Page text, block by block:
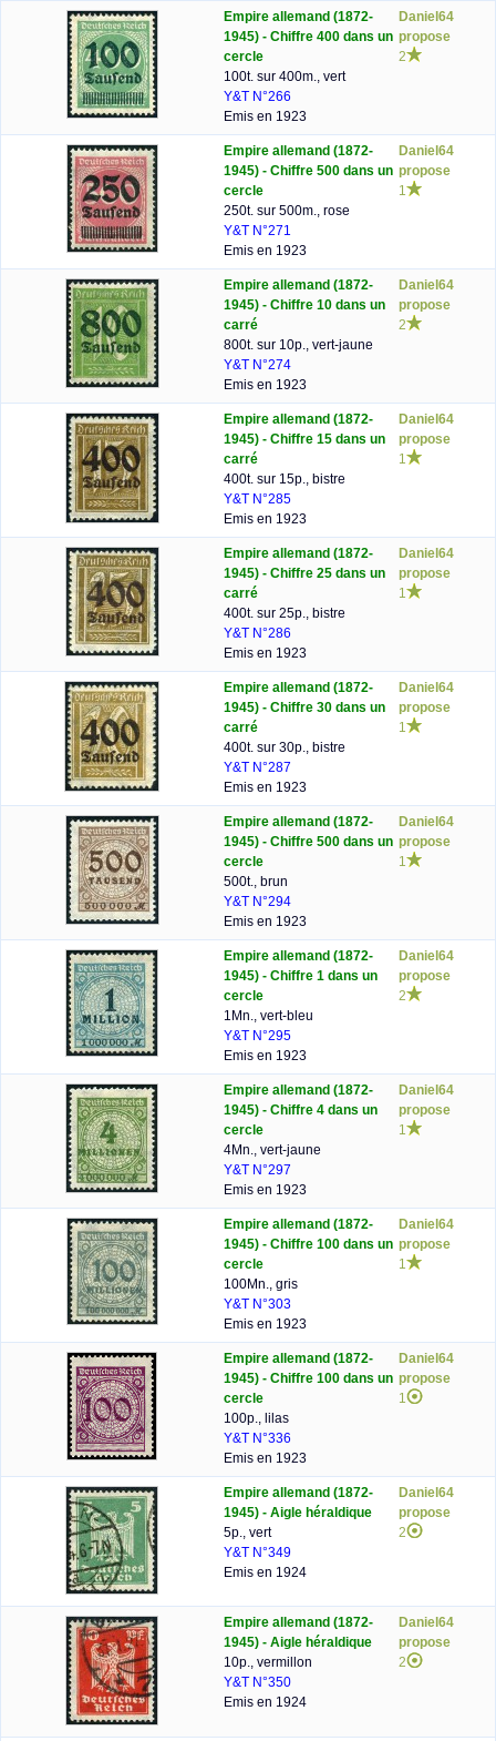
Empire allemand (1872-
1945) - Chiffre 400 dans un
cercle
100t. sur 400m., vert
Y&T N°266
Emis en 1923
Daniel64
propose
2
Empire allemand (1872-
1945) - Chiffre 500 dans un
cercle
250t. sur 500m., rose
Y&T N°271
Emis en 1923
Daniel64
propose
1
Empire allemand (1872-
1945) - Chiffre 10 dans un
carré
800t. sur 10p., vert-jaune
Y&T N°274
Emis en 1923
Daniel64
propose
2
Empire allemand (1872-
1945) - Chiffre 15 dans un
carré
400t. sur 15p., bistre
Y&T N°285
Emis en 1923
Daniel64
propose
1
Empire allemand (1872-
1945) - Chiffre 25 dans un
carré
400t. sur 25p., bistre
Y&T N°286
Emis en 1923
Daniel64
propose
1
Empire allemand (1872-
1945) - Chiffre 30 dans un
carré
400t. sur 30p., bistre
Y&T N°287
Emis en 1923
Daniel64
propose
1
Empire allemand (1872-
1945) - Chiffre 500 dans un
cercle
500t., brun
Y&T N°294
Emis en 1923
Daniel64
propose
1
Empire allemand (1872-
1945) - Chiffre 1 dans un
cercle
1Mn., vert-bleu
Y&T N°295
Emis en 1923
Daniel64
propose
2
Empire allemand (1872-
1945) - Chiffre 4 dans un
cercle
4Mn., vert-jaune
Y&T N°297
Emis en 1923
Daniel64
propose
1
Empire allemand (1872-
1945) - Chiffre 100 dans un
cercle
100Mn., gris
Y&T N°303
Emis en 1923
Daniel64
propose
1
Empire allemand (1872-
1945) - Chiffre 100 dans un
cercle
100p., lilas
Y&T N°336
Emis en 1923
Daniel64
propose
1
Empire allemand (1872-
1945) - Aigle héraldique
5p., vert
Y&T N°349
Emis en 1924
Daniel64
propose
2
Empire allemand (1872-
1945) - Aigle héraldique
10p., vermillon
Y&T N°350
Emis en 1924
Daniel64
propose
2